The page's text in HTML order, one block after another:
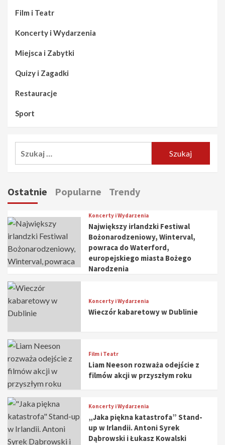
Film i Teatr
Koncerty i Wydarzenia
Miejsca i Zabytki
Quizy i Zagadki
Restauracje
Sport
Ostatnie Popularne Trendy
Koncerty i Wydarzenia
Największy irlandzki Festiwal
Bożonarodzeniowy, Winterval,
powraca do Waterford,
europejskiego miasta Bożego
Narodzenia
Koncerty i Wydarzenia
Wieczór kabaretowy w Dublinie
Film i Teatr
Liam Neeson rozważa odejście z
filmów akcji w przyszłym roku
Koncerty i Wydarzenia
„Jaka piękna katastrofa” Stand-
up w Irlandii. Antoni Syrek
Dąbrowski i Łukasz Kowalski